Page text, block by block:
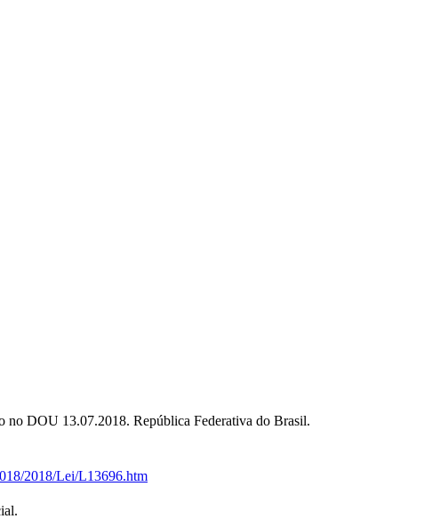
no DOU 13.07.2018. República Federativa do Brasil.
2018/Lei/L13696.htm